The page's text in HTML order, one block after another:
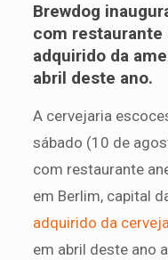
Brewdog
com
adquirido da
abril deste ano.
A cervejaria
sábado (10 de
com restaurante
em Berlim, capital
adquirido da
em abril deste ano